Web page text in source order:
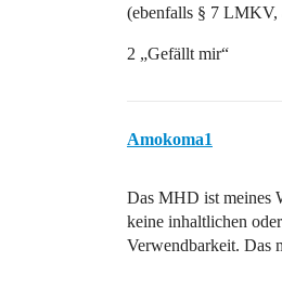
(ebenfalls § 7 LMKV,
2 „Gefällt mir“
Amokoma1
Das MHD ist meines
keine inhaltlichen
Verwendbarkeit. Das